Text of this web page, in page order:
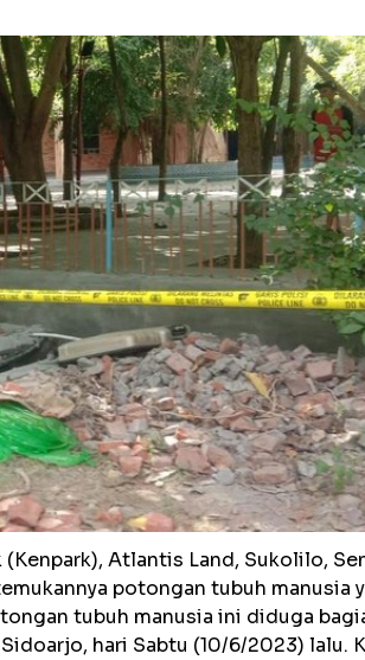
(Kenpark), Atlantis Land, Sukolilo,
potongan tubuh manusia
tubuh manusia ini diduga
hari Sabtu (10/6/2023) lalu.